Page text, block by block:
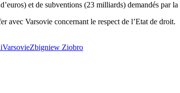
et de subventions (23 milliards) demandés par
avec Varsovie concernant le respect de l’Etat de droit.
VarsovieZbigniew Ziobro